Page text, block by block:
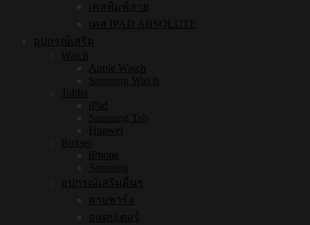
เคสพิมพ์ลาย
เคส IPAD ABSOLUTE
อุปกรณ์เสริม
Watch
Apple Watch
Samsung Watch
Tablet
iPad
Samsung Tab
Huawei
Boxset
iPhone
Samsung
อุปกรณ์เสริมอื่นๆ
สายชาร์จ
อแดปเตอร์